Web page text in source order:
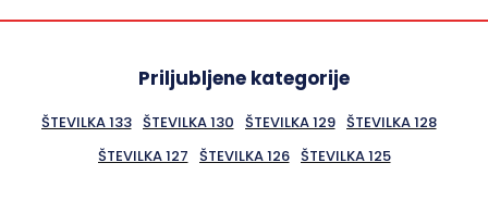
Priljubljene kategorije
ŠTEVILKA 133 ŠTEVILKA 130 ŠTEVILKA 129 ŠTEVILKA 128
ŠTEVILKA 127 ŠTEVILKA 126 ŠTEVILKA 125